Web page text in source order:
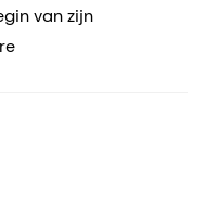
van zijn